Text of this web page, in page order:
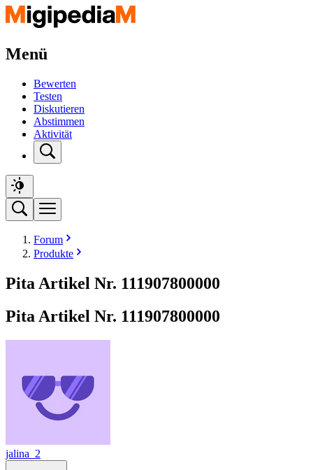
Menü
Bewerten
Testen
Diskutieren
Abstimmen
Aktivität
Forum
Produkte
Pita Artikel Nr. 111907800000
Pita Artikel Nr. 111907800000
jalina_2